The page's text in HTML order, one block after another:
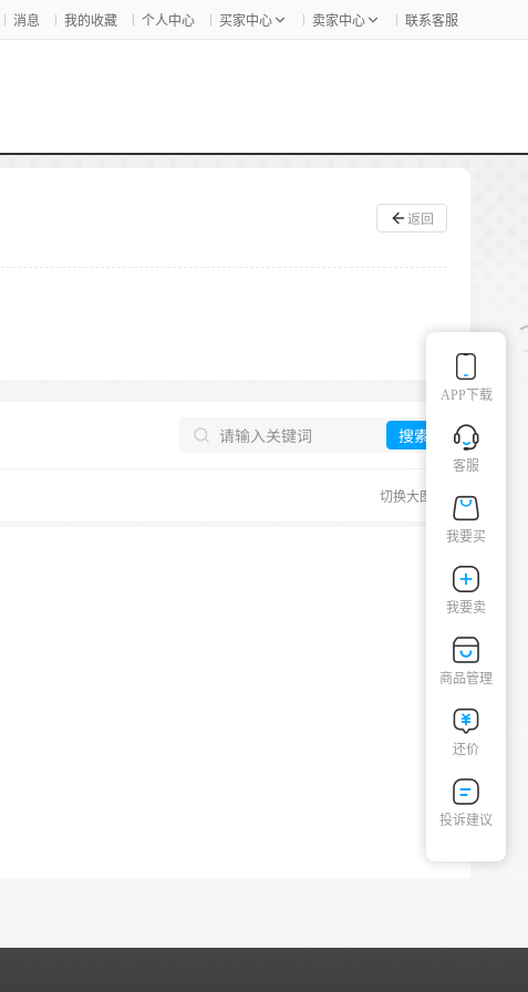
消息 我的收藏 个人中心 买家中心 卖家中心 联系客服
返回
搜索
切换大图
APP下载
客服
我要买
我要卖
商品管理
还价
投诉建议